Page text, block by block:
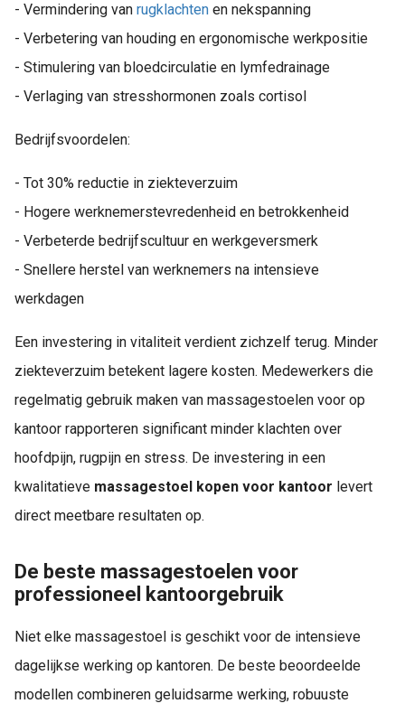
- Vermindering van rugklachten en nekspanning
- Verbetering van houding en ergonomische werkpositie
- Stimulering van bloedcirculatie en lymfedrainage
- Verlaging van stresshormonen zoals cortisol
Bedrijfsvoordelen:
- Tot 30% reductie in ziekteverzuim
- Hogere werknemerstevredenheid en betrokkenheid
- Verbeterde bedrijfscultuur en werkgeversmerk
- Snellere herstel van werknemers na intensieve
werkdagen
Een investering in vitaliteit verdient zichzelf terug. Minder
ziekteverzuim betekent lagere kosten. Medewerkers die
regelmatig gebruik maken van massagestoelen voor op
kantoor rapporteren significant minder klachten over
hoofdpijn, rugpijn en stress. De investering in een
kwalitatieve massagestoel kopen voor kantoor levert
direct meetbare resultaten op.
De beste massagestoelen voor
professioneel kantoorgebruik
Niet elke massagestoel is geschikt voor de intensieve
dagelijkse werking op kantoren. De beste beoordeelde
modellen combineren geluidsarme werking, robuuste